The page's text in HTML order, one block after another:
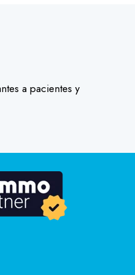
a pacientes y